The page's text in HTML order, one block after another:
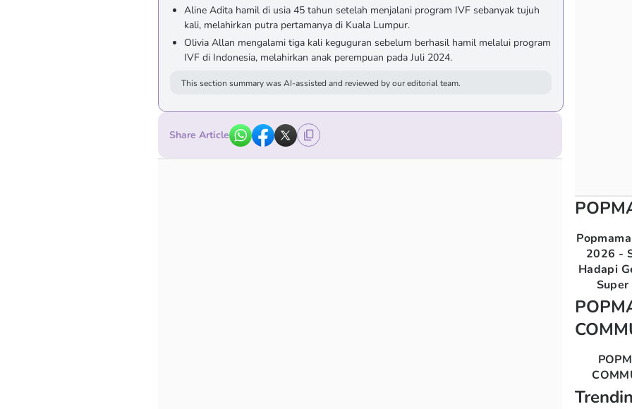
Aline Adita hamil di usia 45 tahun setelah menjalani program IVF sebanyak tujuh
kali, melahirkan putra pertamanya di Kuala Lumpur.
Olivia Allan mengalami tiga kali keguguran sebelum berhasil hamil melalui program
IVF di Indonesia, melahirkan anak perempuan pada Juli 2024.
This section summary was AI-assisted and reviewed by our editorial team.
Share Article
2026 -
Hadapi